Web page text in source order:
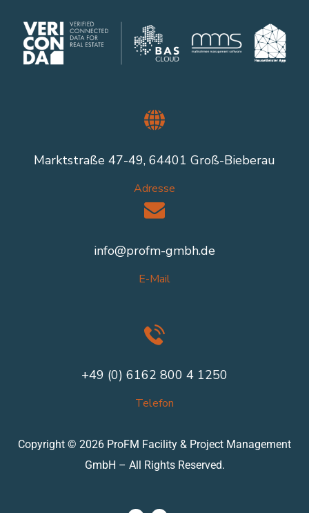
Marktstraße 47-49, 64401 Groß-Bieberau
Adresse
info@profm-gmbh.de
E-Mail
+49 (0) 6162 800 4 1250
Telefon
Copyright © 2026 ProFM Facility & Project Management
GmbH – All Rights Reserved.